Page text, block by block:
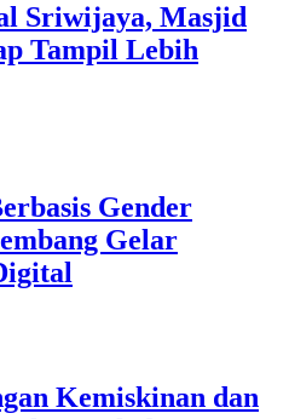
Sriwijaya, Masjid
Tampil Lebih
Gender
Gelar
Kemiskinan dan